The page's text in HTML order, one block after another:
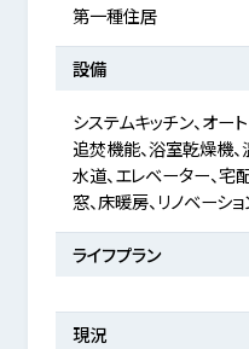
第一種住居
設備
システムキッチン、オー
追焚機能、浴室乾燥機
水道、エレベーター、宅
窓、床暖房、リノベーシ
ライフプラン
現況